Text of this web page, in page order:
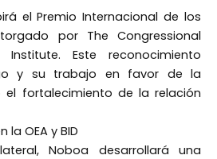
el Premio Internacional de los
por The Congressional
Institute. Este reconocimiento
y su trabajo en favor de la
el fortalecimiento de la relación
OEA y BID
Noboa desarrollará una